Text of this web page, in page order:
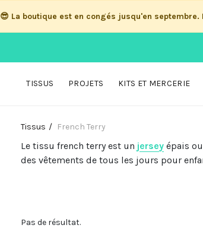
😎 La boutique est en congés jusqu'en
TISSUS PROJETS KITS ET MERCERIE
Tissus French Terry
Le tissu french terry est un jersey épais
des vêtements de tous les jours pour
Pas de résultat.